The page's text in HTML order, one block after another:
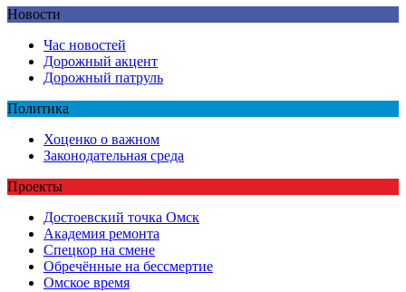
Новости
Час новостей
Дорожный акцент
Дорожный патруль
Политика
Хоценко о важном
Законодательная среда
Проекты
Достоевский точка Омск
Академия ремонта
Спецкор на смене
Обречённые на бессмертие
Омское время